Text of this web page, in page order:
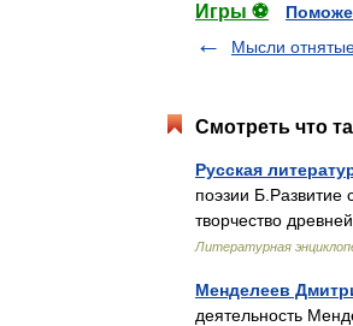
Игры ⚽
Мысли
Смотреть что
Русская
поэзии Б.Развитие
творчество
Литературная
Менделеев
деятельность